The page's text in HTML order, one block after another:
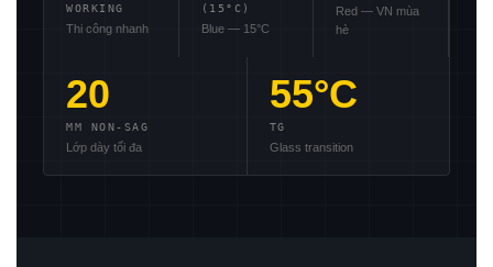
WORKING
Thi công nhanh
(15°C)
Blue — 15°C
Red — VN mùa
hè
20
MM NON-SAG
Lớp dày tối đa
55°C
TG
Glass transition